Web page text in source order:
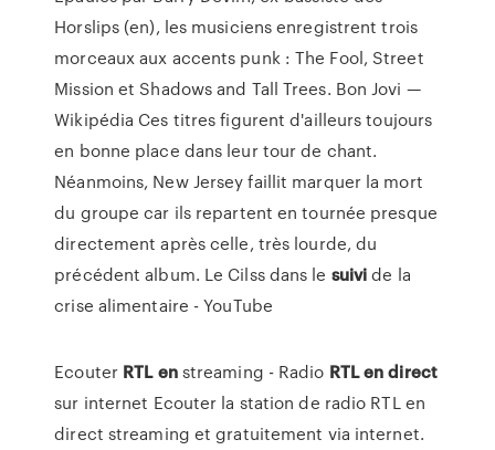
Horslips (en), les musiciens enregistrent trois
morceaux aux accents punk : The Fool, Street
Mission et Shadows and Tall Trees. Bon Jovi —
Wikipédia Ces titres figurent d'ailleurs toujours
en bonne place dans leur tour de chant.
Néanmoins, New Jersey faillit marquer la mort
du groupe car ils repartent en tournée presque
directement après celle, très lourde, du
précédent album. Le Cilss dans le suivide la
crise alimentaire - YouTube
Ecouter RTL enstreaming - Radio RTLen direct
sur internet Ecouter la station de radio RTL en
direct streaming et gratuitement via internet.